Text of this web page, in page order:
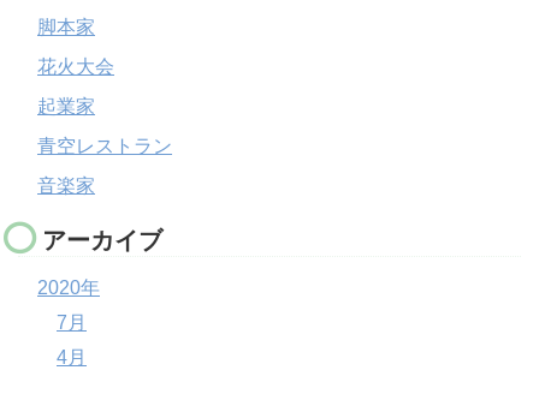
脚本家
花火大会
起業家
青空レストラン
音楽家
アーカイブ
2020年
7月
4月